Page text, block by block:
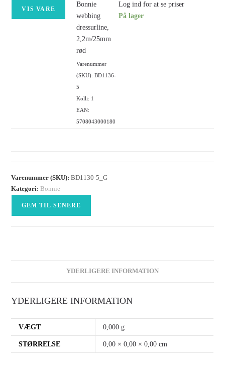
VIS VARE
Bonnie
webbing
dressurline,
2,2m/25mm
rød
Varenummer
(SKU): BD1136-
5
Kolli: 1
EAN:
5708043000180
Log ind for at se priser
På lager
Varenummer (SKU):BD1130-5_G
Kategori: Bonnie
GEM TIL SENERE
YDERLIGERE INFORMATION
YDERLIGERE INFORMATION
VÆGT 0,000 g
STØRRELSE 0,00 × 0,00 × 0,00 cm